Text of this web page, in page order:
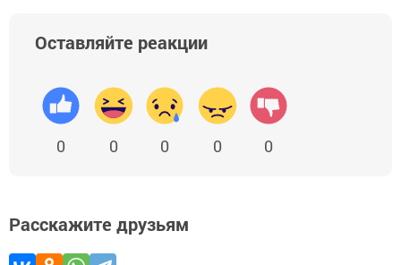
Оставляйте реакции
0 0 0 0 0
Расскажите друзьям